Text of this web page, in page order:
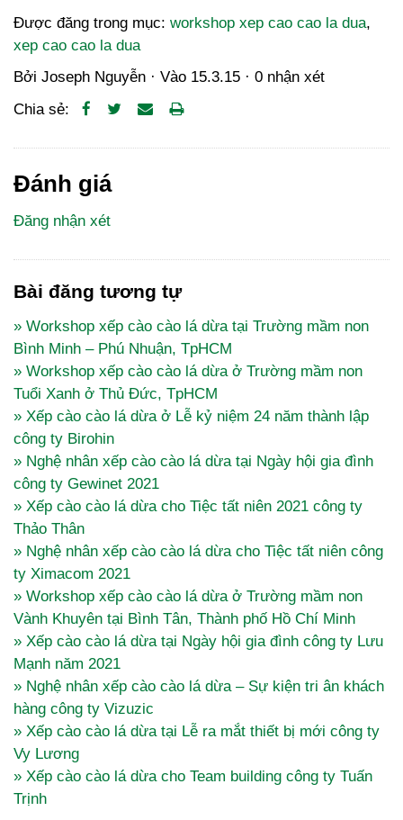
Được đăng trong mục: workshop xep cao cao la dua,
xep cao cao la dua
Bởi Joseph Nguyễn · Vào 15.3.15 · 0 nhận xét
Chia sẻ:
Đánh giá
Đăng nhận xét
Bài đăng tương tự
» Workshop xếp cào cào lá dừa tại Trường mầm non
Bình Minh – Phú Nhuận, TpHCM
» Workshop xếp cào cào lá dừa ở Trường mầm non
Tuổi Xanh ở Thủ Đức, TpHCM
» Xếp cào cào lá dừa ở Lễ kỷ niệm 24 năm thành lập
công ty Birohin
» Nghệ nhân xếp cào cào lá dừa tại Ngày hội gia đình
công ty Gewinet 2021
» Xếp cào cào lá dừa cho Tiệc tất niên 2021 công ty
Thảo Thân
» Nghệ nhân xếp cào cào lá dừa cho Tiệc tất niên công
ty Ximacom 2021
» Workshop xếp cào cào lá dừa ở Trường mầm non
Vành Khuyên tại Bình Tân, Thành phố Hồ Chí Minh
» Xếp cào cào lá dừa tại Ngày hội gia đình công ty Lưu
Mạnh năm 2021
» Nghệ nhân xếp cào cào lá dừa – Sự kiện tri ân khách
hàng công ty Vizuzic
» Xếp cào cào lá dừa tại Lễ ra mắt thiết bị mới công ty
Vy Lương
» Xếp cào cào lá dừa cho Team building công ty Tuấn
Trịnh